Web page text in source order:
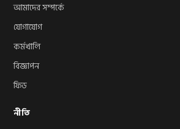
আমাদের সম্পর্কে
যোগাযোগ
কর্মখালি
বিজ্ঞাপন
ফিড
নীতি